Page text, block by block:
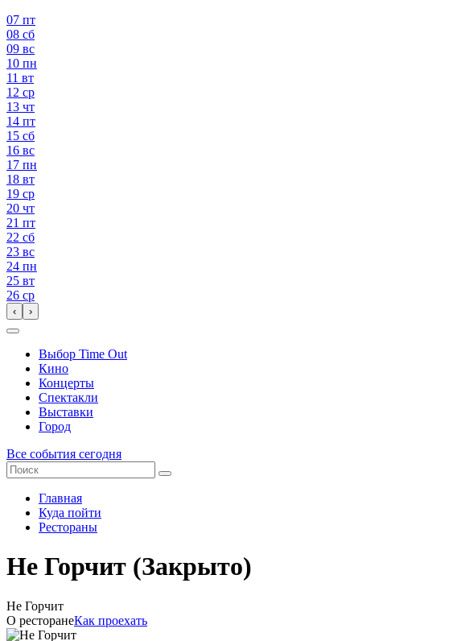
07 пт
08 сб
09 вс
10 пн
11 вт
12 ср
13 чт
14 пт
15 сб
16 вс
17 пн
18 вт
19 ср
20 чт
21 пт
22 сб
23 вс
24 пн
25 вт
26 ср
‹ ›
Выбор Time Out
Кино
Концерты
Спектакли
Выставки
Город
Все события сегодня
Главная
Куда пойти
Рестораны
Не Горчит (Закрыто)
Не Горчит
О ресторанеКак проехать